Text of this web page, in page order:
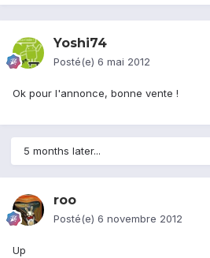
Yoshi74
Posté(e) 6 mai 2012
Ok pour l'annonce, bonne vente !
5 months later...
roo
Posté(e) 6 novembre 2012
Up